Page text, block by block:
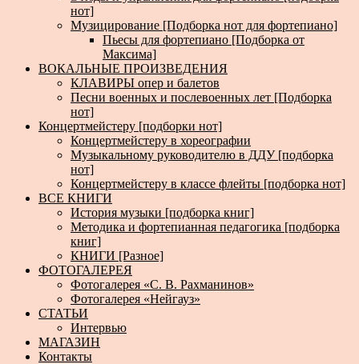
нот]
Музицирование [Подборка нот для фортепиано]
Пьесы для фортепиано [Подборка от
Максима]
ВОКАЛЬНЫЕ ПРОИЗВЕДЕНИЯ
КЛАВИРЫ опер и балетов
Песни военных и послевоенных лет [Подборка
нот]
Концертмейстеру [подборки нот]
Концертмейстеру в хореографии
Музыкальному руководителю в ДДУ [подборка
нот]
Концертмейстеру в классе флейты [подборка нот]
ВСЕ КНИГИ
История музыки [подборка книг]
Методика и фортепианная педагогика [подборка
книг]
КНИГИ [Разное]
ФОТОГАЛЕРЕЯ
Фотогалерея «С. В. Рахманинов»
Фотогалерея «Нейгауз»
СТАТЬИ
Интервью
МАГАЗИН
Контакты